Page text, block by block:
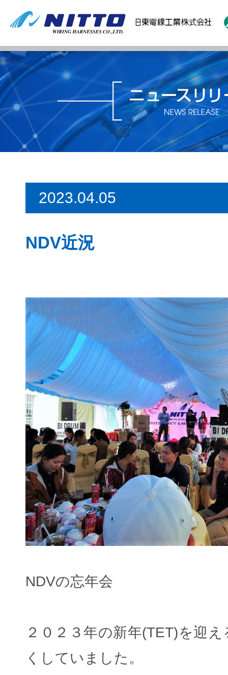
2023.04.05
NDV近況
NDVの忘年会
２０２３年の新年(TET)を迎
くしていました。